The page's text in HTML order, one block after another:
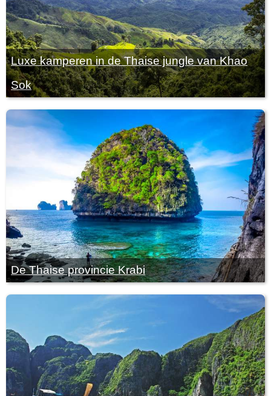
Luxe kamperen in de Thaise jungle van Khao
Sok
De Thaise provincie Krabi